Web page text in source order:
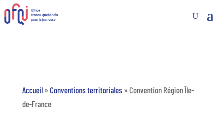
Accueil» Conventions territoriales» Convention Région Île-
de-France